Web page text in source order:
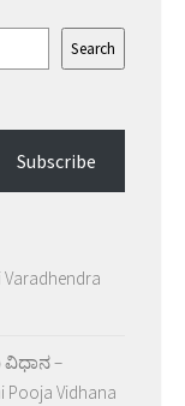
Search
Subscribe
ವಿಧಾನ –
Pooja Vidhana